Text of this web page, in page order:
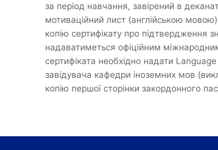
за період навчання, завірений в
мотиваційний лист (англійською
копію сертифікату про підтвердження
надаватиметься офіційним
сертифіката необхідно надати
завідувача кафедри іноземних мов
копію першої сторінки закордонного